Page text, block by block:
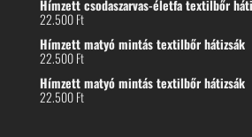
Hímzett csodaszarvas-életfa textilbőr
22.500Ft
Hímzett matyó mintás textilbőr hátizsák
22.500Ft
Hímzett matyó mintás textilbőr hátizsák
22.500Ft